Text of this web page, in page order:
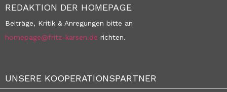
REDAKTION DER HOMEPAGE
Beiträge, Kritik & Anregungen bitte an
homepage@fritz-karsen.de richten.
UNSERE KOOPERATIONSPARTNER